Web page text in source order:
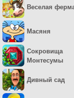
Веселая
Масяня
Сокровища
Монтесумы
Дивный сад